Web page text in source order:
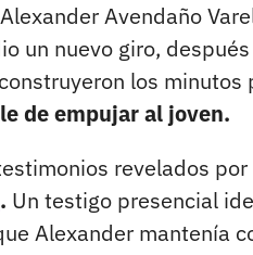
Avendaño
un nuevo giro,
los minutos
de empujar al joven.
revelados por
. Un testigo presencial
Alexander mantenía